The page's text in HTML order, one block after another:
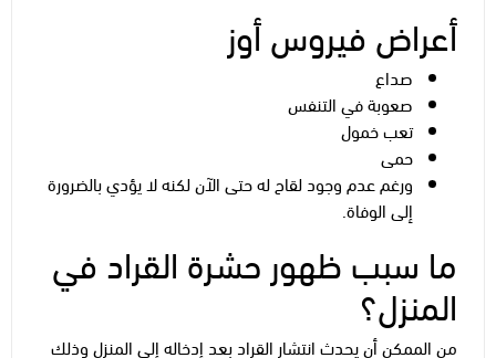
أعراض فيروس أوز
صداع
صعوبة في التنفس
تعب خمول
حمى
ورغم عدم وجود لقاح له حتى الآن لكنه لا يؤدي بالضرورة
إلى الوفاة.
ما سبب ظهور حشرة القراد في
المنزل؟
من الممكن أن يحدث انتشار القراد بعد إدخاله إلى المنزل وذلك